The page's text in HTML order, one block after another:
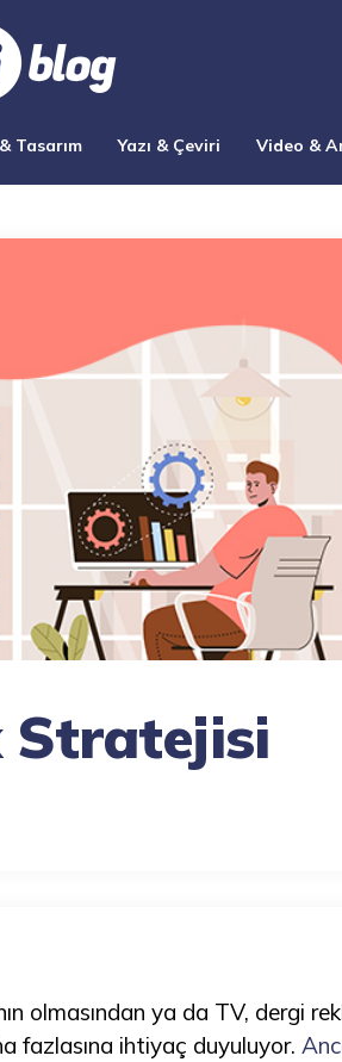
Tasarım Yazı & Çeviri Video &
Stratejisi
olmasından ya da TV, dergi
fazlasına ihtiyaç duyuluyor.